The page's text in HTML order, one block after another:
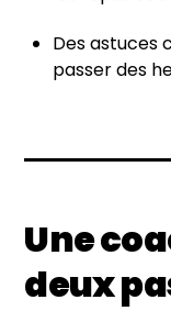
Des astuces
passer des
Une
deux